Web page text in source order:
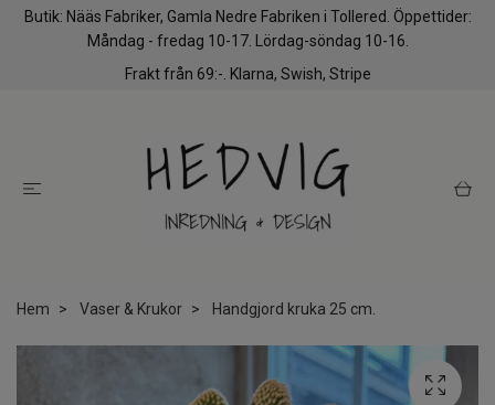
Butik: Nääs Fabriker, Gamla Nedre Fabriken i Tollered. Öppettider:
Måndag - fredag 10-17. Lördag-söndag 10-16.
Frakt från 69:-. Klarna, Swish, Stripe
Hem Vaser & Krukor Handgjord kruka 25 cm.